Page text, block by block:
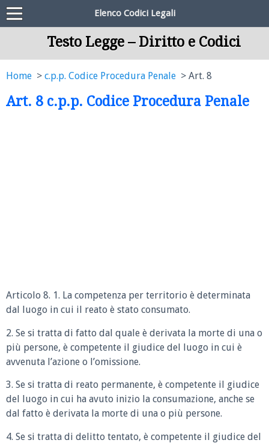
Elenco Codici Legali
Testo Legge – Diritto e Codici
Home c.p.p. Codice Procedura Penale Art. 8
Art. 8 c.p.p. Codice Procedura Penale
Articolo 8. 1. La competenza per territorio è determinata
dal luogo in cui il reato è stato consumato.
2. Se si tratta di fatto dal quale è derivata la morte di una o
più persone, è competente il giudice del luogo in cui è
avvenuta l’azione o l’omissione.
3. Se si tratta di reato permanente, è competente il giudice
del luogo in cui ha avuto inizio la consumazione, anche se
dal fatto è derivata la morte di una o più persone.
4. Se si tratta di delitto tentato, è competente il giudice del